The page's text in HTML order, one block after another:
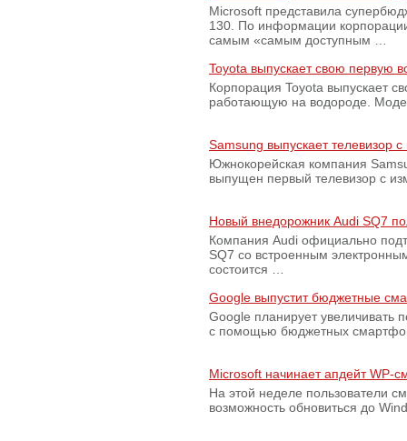
Microsoft представила
130. По информации
самым «самым доступным …
Toyota выпускает свою первую
Корпорация Toyota выпускает
работающую на водороде.
Samsung выпускает телевизор
Южнокорейская компания
выпущен первый телевизор с
Новый внедорожник Audi SQ7
Компания Audi официально
SQ7 со встроенным
состоится …
Google выпустит бюджетные
Google планирует увеличивать
с помощью бюджетных
Microsoft начинает апдейт WP-
На этой неделе пользователи
возможность обновиться до